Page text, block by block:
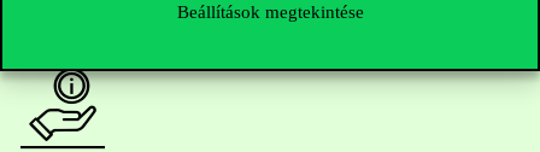
Beállítások megtekintése